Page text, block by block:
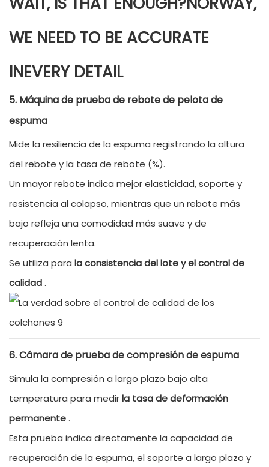
WE NEED TO BE ACCURATE
INEVERY DETAIL
5. Máquina de prueba de rebote de pelota de
espuma
Mide la resiliencia de la espuma registrando la altura
del rebote y la tasa de rebote (%).
Un mayor rebote indica mejor elasticidad, soporte y
resistencia al colapso, mientras que un rebote más
bajo refleja una comodidad más suave y de
recuperación lenta.
Se utiliza para la consistencia del lote y el control de
calidad.
6. Cámara de prueba de compresión de espuma
Simula la compresión a largo plazo bajo alta
temperatura para medirla tasa de deformación
permanente.
Esta prueba indica directamente la capacidad de
recuperación de la espuma, el soporte a largo plazo y